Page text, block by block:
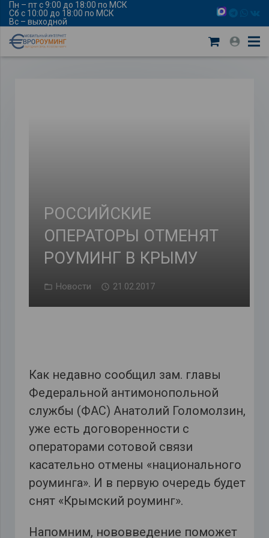
Пн – пт с 9:00 до 18:00 по МСК
Сб с 10:00 до 18:00 по МСК
Вс – выходной
РОССИЙСКИЕ
ОПЕРАТОРЫ ОТМЕНЯТ
РОУМИНГ В КРЫМУ
Новости 21.02.2017
Как недавно сообщил зам. главы
Федеральной антимонопольной
службы (ФАС) Анатолий Голомолзин,
уже есть договоренности с
операторами сотовой связи
касательно отмены «национального
роуминга». И в первую очередь будет
снят «Крымский роуминг».
Напомним, нововведение поможет